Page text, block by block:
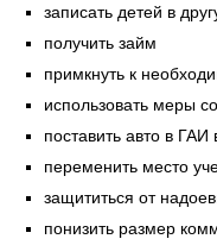
записать детей в
получить займ
примкнуть к
использовать меры
поставить авто в
переменить место
защититься от
понизить размер